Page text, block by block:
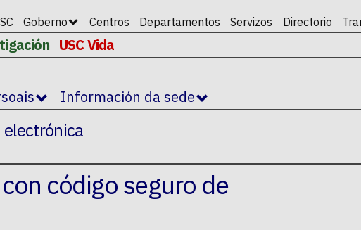
Goberno Centros Departamentos Servizos Directorio
USC Vida
Información da sede
código seguro de